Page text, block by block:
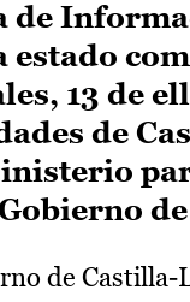
de
estado
13 de
de
de Castilla-